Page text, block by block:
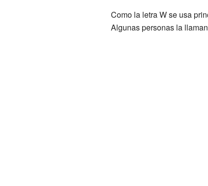
Como la letra W se usa
Algunas personas la